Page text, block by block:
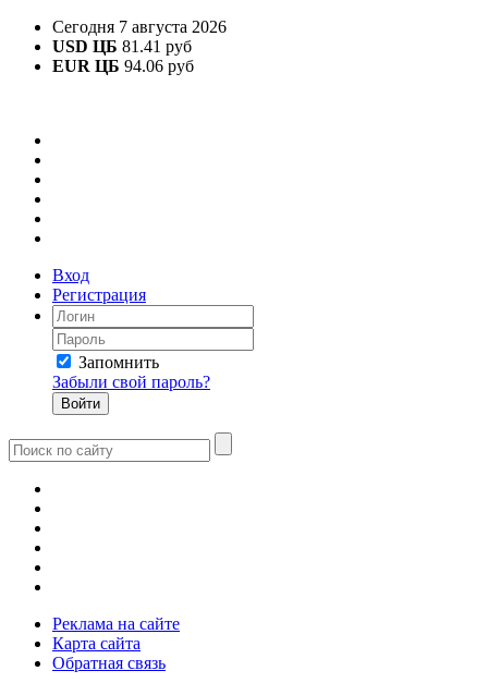
Сегодня 7 августа 2026
USD ЦБ 81.41 руб
EUR ЦБ 94.06 руб
Вход
Регистрация
Запомнить
Забыли свой пароль?
Реклама на сайте
Карта сайта
Обратная связь